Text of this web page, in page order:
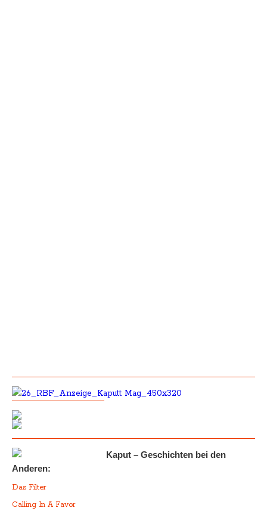
Kaput – Geschichten bei den
Anderen:
Das Filter
Calling In A Favor